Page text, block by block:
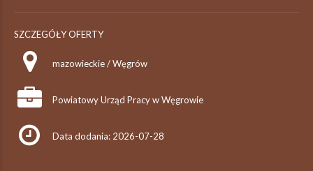
SZCZEGÓŁY OFERTY
mazowieckie / Węgrów
Powiatowy Urząd Pracy w Węgrowie
Data dodania: 2026-07-28